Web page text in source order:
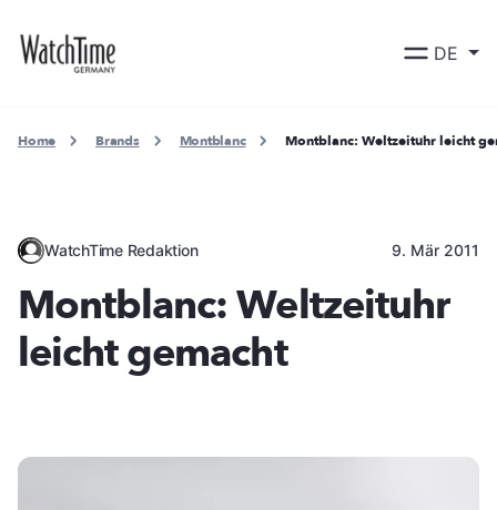
DE
Home Brands Montblanc Montblanc: Weltzeituhr leicht
WatchTime Redaktion 9. Mär 2011
Montblanc: Weltzeituhr
leicht gemacht